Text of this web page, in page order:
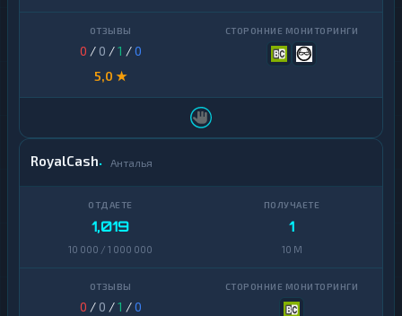
0 / 0 /1 /0
5,0 ★
RoyalCash Анталья
1,019
10 000 / 1 000 000
1
10 M
0 / 0 /1 /0